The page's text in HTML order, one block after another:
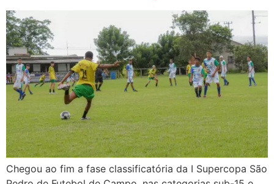
Chegou ao fim a fase classificatória da I Supercopa São